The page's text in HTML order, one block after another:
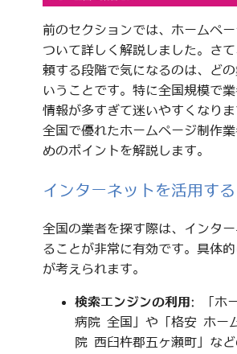
前のセクションでは、ホームペ
ついて詳しく解説しました。さ
頼する段階で気になるのは、ど
いうことです。特に全国規模で業
情報が多すぎて迷いやすくなりま
全国で優れたホームページ制作
めのポイントを解説します。
インターネットを活用する
全国の業者を探す際は、インタ
ることが非常に有効です。具体
が考えられます。
検索エンジンの利用 : 「ホ
病院 全国」や「格安 ホー
院 西臼杵郡五ヶ瀬町」な